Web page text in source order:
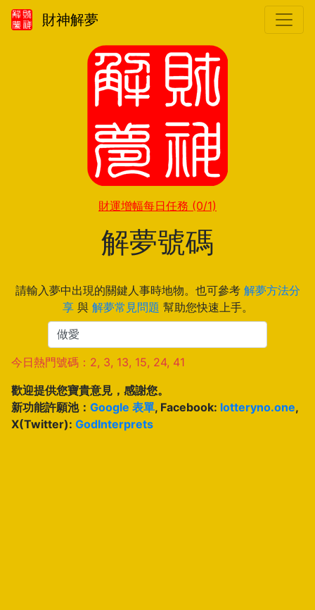
財神解夢
財運增幅每日任務 (0/1)
解夢號碼
請輸入夢中出現的關鍵人事時地物。也可參考 解夢方法分
享與 解夢常見問題 幫助您快速上手。
今日熱門號碼：2, 3, 13, 15, 24, 41
歡迎提供您寶貴意見，感謝您。
新功能許願池： Google 表單, Facebook: lotteryno.one,
X(Twitter): GodInterprets